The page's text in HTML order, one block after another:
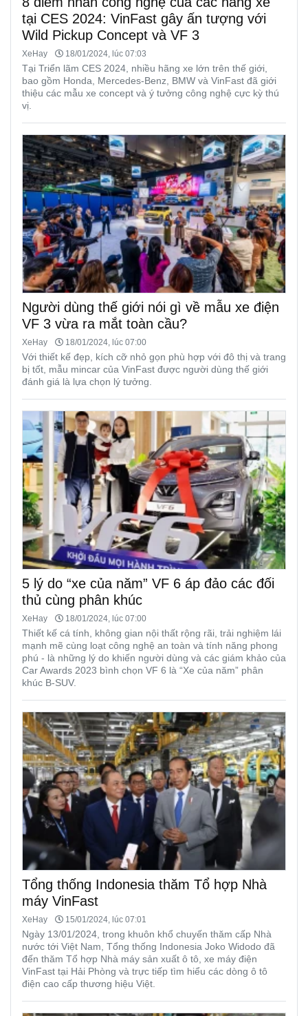
tại CES 2024: VinFast gây ấn tượng với
Wild Pickup Concept và VF 3
XeHay 18/01/2024, lúc 07:03
Tại Triển lãm CES 2024, nhiều hãng xe lớn trên thế giới,
bao gồm Honda, Mercedes-Benz, BMW và VinFast đã giới
thiệu các mẫu xe concept và ý tưởng công nghệ cực kỳ thú
vị.
Người dùng thế giới nói gì về mẫu xe điện
VF 3 vừa ra mắt toàn cầu?
XeHay 18/01/2024, lúc 07:00
Với thiết kế đẹp, kích cỡ nhỏ gọn phù hợp với đô thị và trang
bị tốt, mẫu mincar của VinFast được người dùng thế giới
đánh giá là lựa chọn lý tưởng.
5 lý do “xe của năm” VF 6 áp đảo các đối
thủ cùng phân khúc
XeHay 18/01/2024, lúc 07:00
Thiết kế cá tính, không gian nội thất rộng rãi, trải nghiệm lái
mạnh mẽ cùng loạt công nghệ an toàn và tính năng phong
phú - là những lý do khiến người dùng và các giám khảo của
Car Awards 2023 bình chọn VF 6 là “Xe của năm” phân
khúc B-SUV.
Tổng thống Indonesia thăm Tổ hợp Nhà
máy VinFast
XeHay 15/01/2024, lúc 07:01
Ngày 13/01/2024, trong khuôn khổ chuyến thăm cấp Nhà
nước tới Việt Nam, Tổng thống Indonesia Joko Widodo đã
đến thăm Tổ hợp Nhà máy sản xuất ô tô, xe máy điện
VinFast tại Hải Phòng và trực tiếp tìm hiểu các dòng ô tô
điện cao cấp thương hiệu Việt.